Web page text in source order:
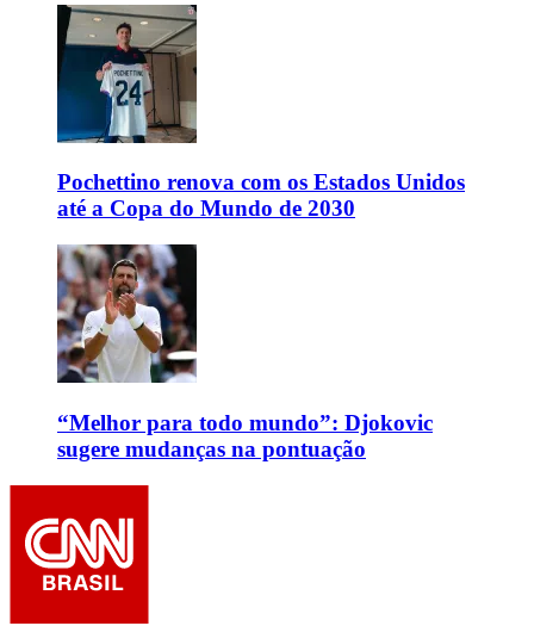
Pochettino renova com os Estados Unidos
até a Copa do Mundo de 2030
“Melhor para todo mundo”: Djokovic
sugere mudanças na pontuação